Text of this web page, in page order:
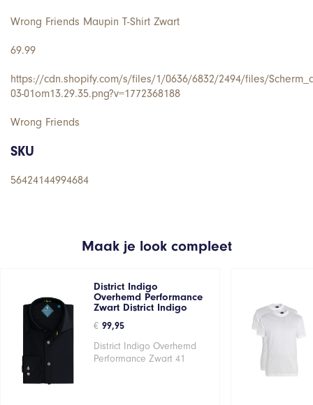
Wrong Friends Maupin T-Shirt Zwart
69.99
https://cdn.shopify.com/s/files/1/0636/6832/2494/files/
03-01om13.29.35.png?v=1772368188
Wrong Friends
SKU
56424144994684
Maak je look compleet
District Indigo
Overhemd Performance
Zwart District Indigo
€ 99,95
District Indigo Overhemd
Performance Zwart 41